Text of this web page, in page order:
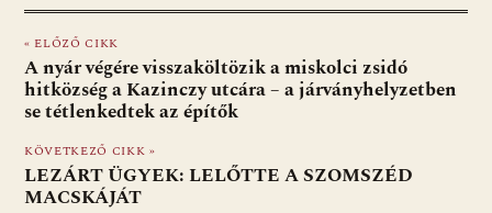
e
b
o
o
k
er at
s
A
p
p
d
di
t
ai
l
t za
m
e
« ELŐZŐ CIKK
A nyár végére visszaköltözik a miskolci zsidó
hitközség a Kazinczy utcára – a járványhelyzetben
se tétlenkedtek az építők
KÖVETKEZŐ CIKK »
LEZÁRT ÜGYEK: LELŐTTE A SZOMSZÉD
MACSKÁJÁT